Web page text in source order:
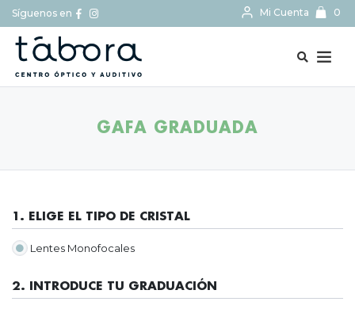
Síguenos en Mi Cuenta 0
GAFA GRADUADA
1. ELIGE EL TIPO DE CRISTAL
Lentes Monofocales
2. INTRODUCE TU GRADUACIÓN